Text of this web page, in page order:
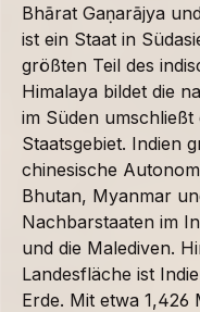
Bhārat Gaṇarājya
ist ein Staat in
größten Teil des
Himalaya bildet die
im Süden umschließt
Staatsgebiet. Indien
chinesische
Bhutan, Myanmar
Nachbarstaaten im
und die Malediven.
Landesfläche ist
Erde. Mit etwa 1,426